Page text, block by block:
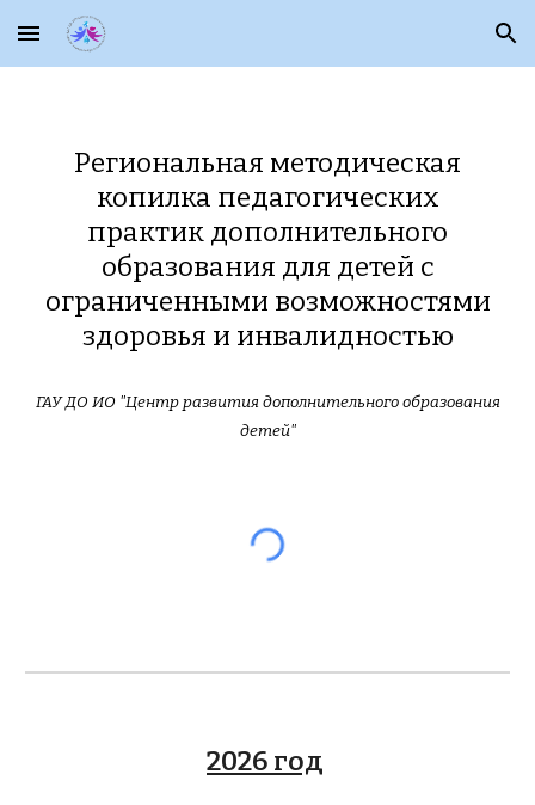
Skip to main content Skip to navigation
Региональная методическая
копилка педагогических
практик дополнительного
образования для детей с
ограниченными возможностями
здоровья и инвалидностью
ГАУ ДО ИО "Центр развития дополнительного образования
детей"
2026 год